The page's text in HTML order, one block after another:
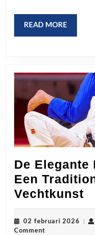
READ MORE
MORE
De Elegante
Een
Vechtkunst
02 februari 2026
Comment